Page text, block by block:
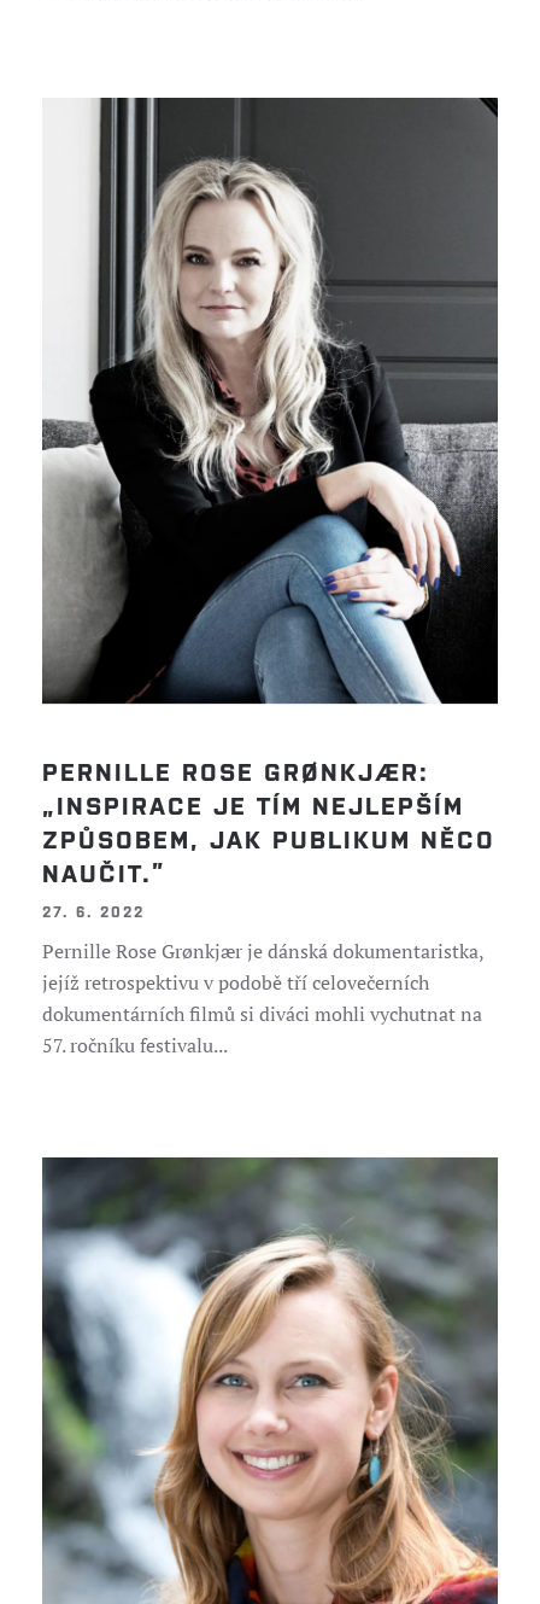
PERNILLE ROSE GRØNKJÆR:
„INSPIRACE JE TÍM NEJLEPŠÍM
ZPŮSOBEM, JAK PUBLIKUM NĚCO
NAUČIT.”
27. 6. 2022
Pernille Rose Grønkjær je dánská dokumentaristka,
jejíž retrospektivu v podobě tří celovečerních
dokumentárních filmů si diváci mohli vychutnat na
57. ročníku festivalu...